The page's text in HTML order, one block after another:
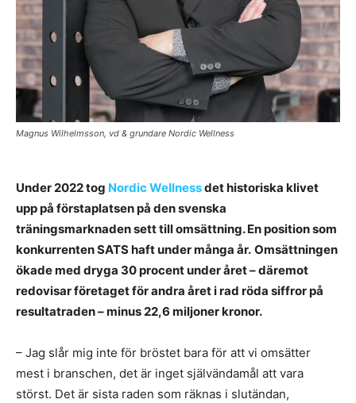
Magnus Wilhelmsson, vd & grundare Nordic Wellness
Under 2022 tog Nordic Wellnessdet historiska klivet
upp på förstaplatsen på den svenska
träningsmarknaden sett till omsättning. En position som
konkurrenten SATS haft under många år. Omsättningen
ökade med dryga 30 procent under året – däremot
redovisar företaget för andra året i rad röda siffror på
resultatraden – minus 22,6 miljoner kronor.
– Jag slår mig inte för bröstet bara för att vi omsätter
mest i branschen, det är inget självändamål att vara
störst. Det är sista raden som räknas i slutändan,